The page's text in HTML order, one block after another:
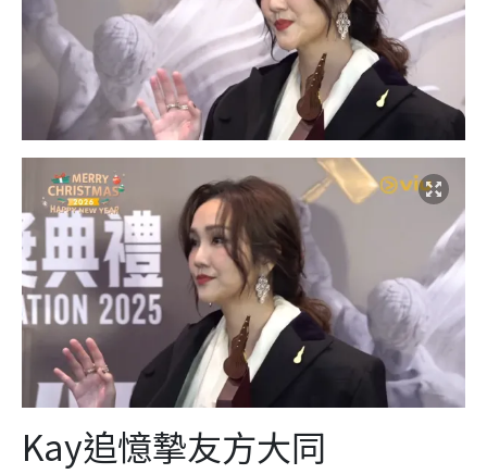
Kay追憶摯友方大同